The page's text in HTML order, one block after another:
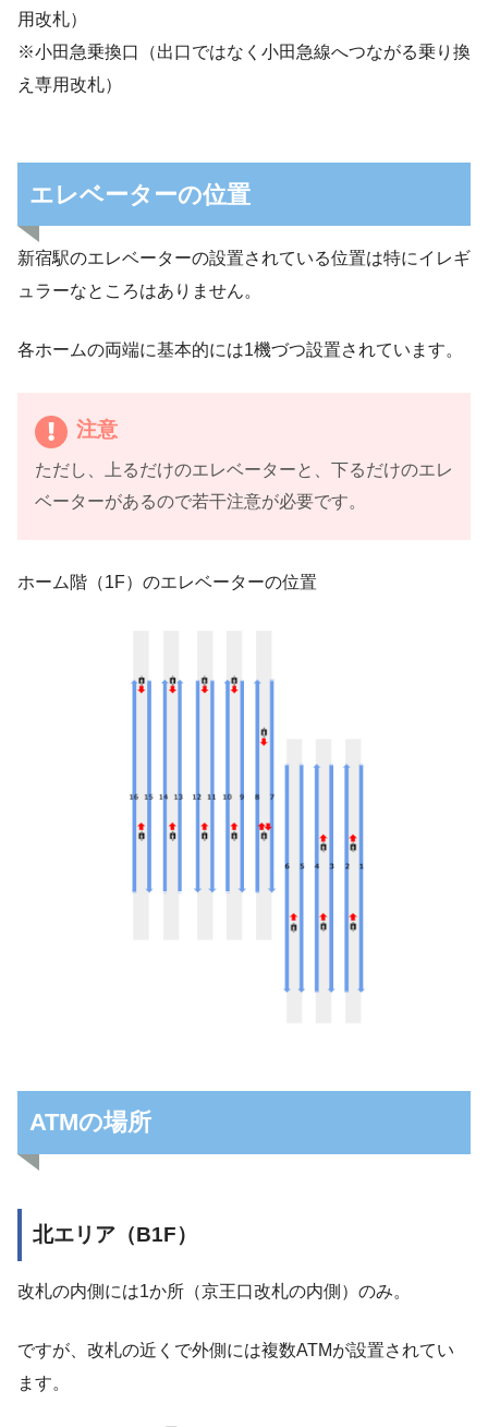
用改札）
※小田急乗換口（出口ではなく小田急線へつながる乗り換
え専用改札）
エレベーターの位置
新宿駅のエレベーターの設置されている位置は特にイレギ
ュラーなところはありません。
各ホームの両端に基本的には1機づつ設置されています。
注意
ただし、上るだけのエレベーターと、下るだけのエレ
ベーターがあるので若干注意が必要です。
ホーム階（1F）のエレベーターの位置
ATMの場所
北エリア（B1F）
改札の内側には1か所（京王口改札の内側）のみ。
ですが、改札の近くで外側には複数ATMが設置されてい
ます。